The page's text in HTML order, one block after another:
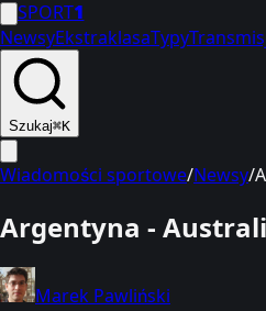
SPORT1
NewsyEkstraklasaTypy
Szukaj⌘K
Wiadomości sportowe/Newsy/
Argentyna -
Marek Pawliński